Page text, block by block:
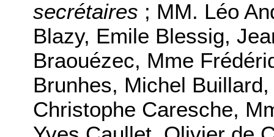
secrétaires ; MM. Léo
Blazy, Emile Blessig,
Braouézec, Mme
Brunhes, Michel
Christophe Caresche,